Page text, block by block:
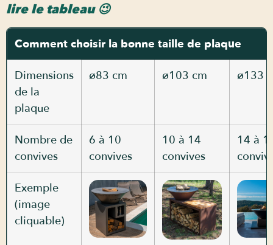
lire le tableau 😉
Comment choisir la bonne taille de plaque
Dimensions
de la
plaque
ø83 cm ø103 cm ø133
Nombre de
convives
6 à 10
convives
10 à 14
convives
14 à
Exemple
(image
cliquable)